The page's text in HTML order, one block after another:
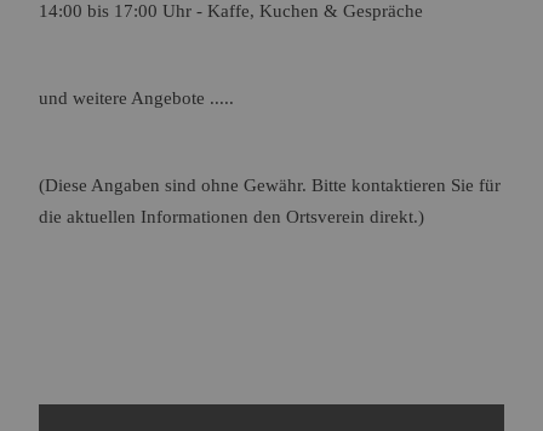
14:00 bis 17:00 Uhr - Kaffe, Kuchen & Gespräche
und weitere Angebote .....
(Diese Angaben sind ohne Gewähr. Bitte kontaktieren Sie für
die aktuellen Informationen den Ortsverein direkt.)